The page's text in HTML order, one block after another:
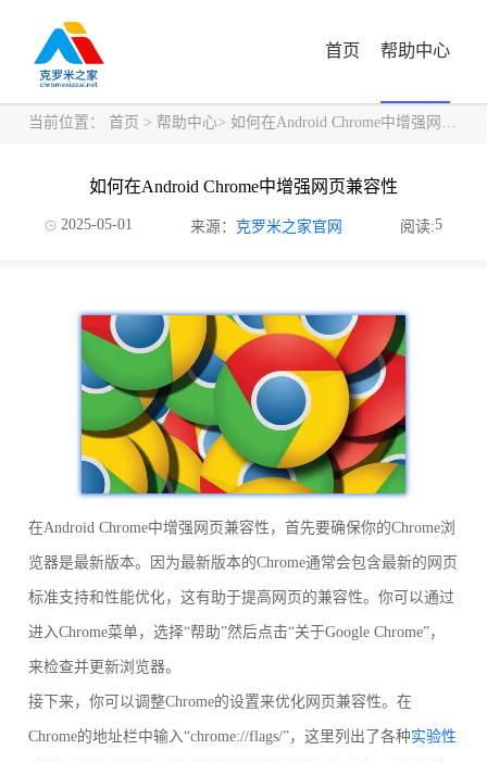
首页 帮助中心
当前位置： 首页 > 帮助中心> 如何在Android Chrome中增强网页兼容性
如何在Android Chrome中增强网页兼容性
2025-05-01 来源： 克罗米之家官网 阅读:5
在Android Chrome中增强网页兼容性，首先要确保你的Chrome浏
览器是最新版本。因为最新版本的Chrome通常会包含最新的网页
标准支持和性能优化，这有助于提高网页的兼容性。你可以通过
进入Chrome菜单，选择“帮助”然后点击“关于Google Chrome”，
来检查并更新浏览器。
接下来，你可以调整Chrome的设置来优化网页兼容性。在
Chrome的地址栏中输入“chrome://flags/”，这里列出了各种实验性